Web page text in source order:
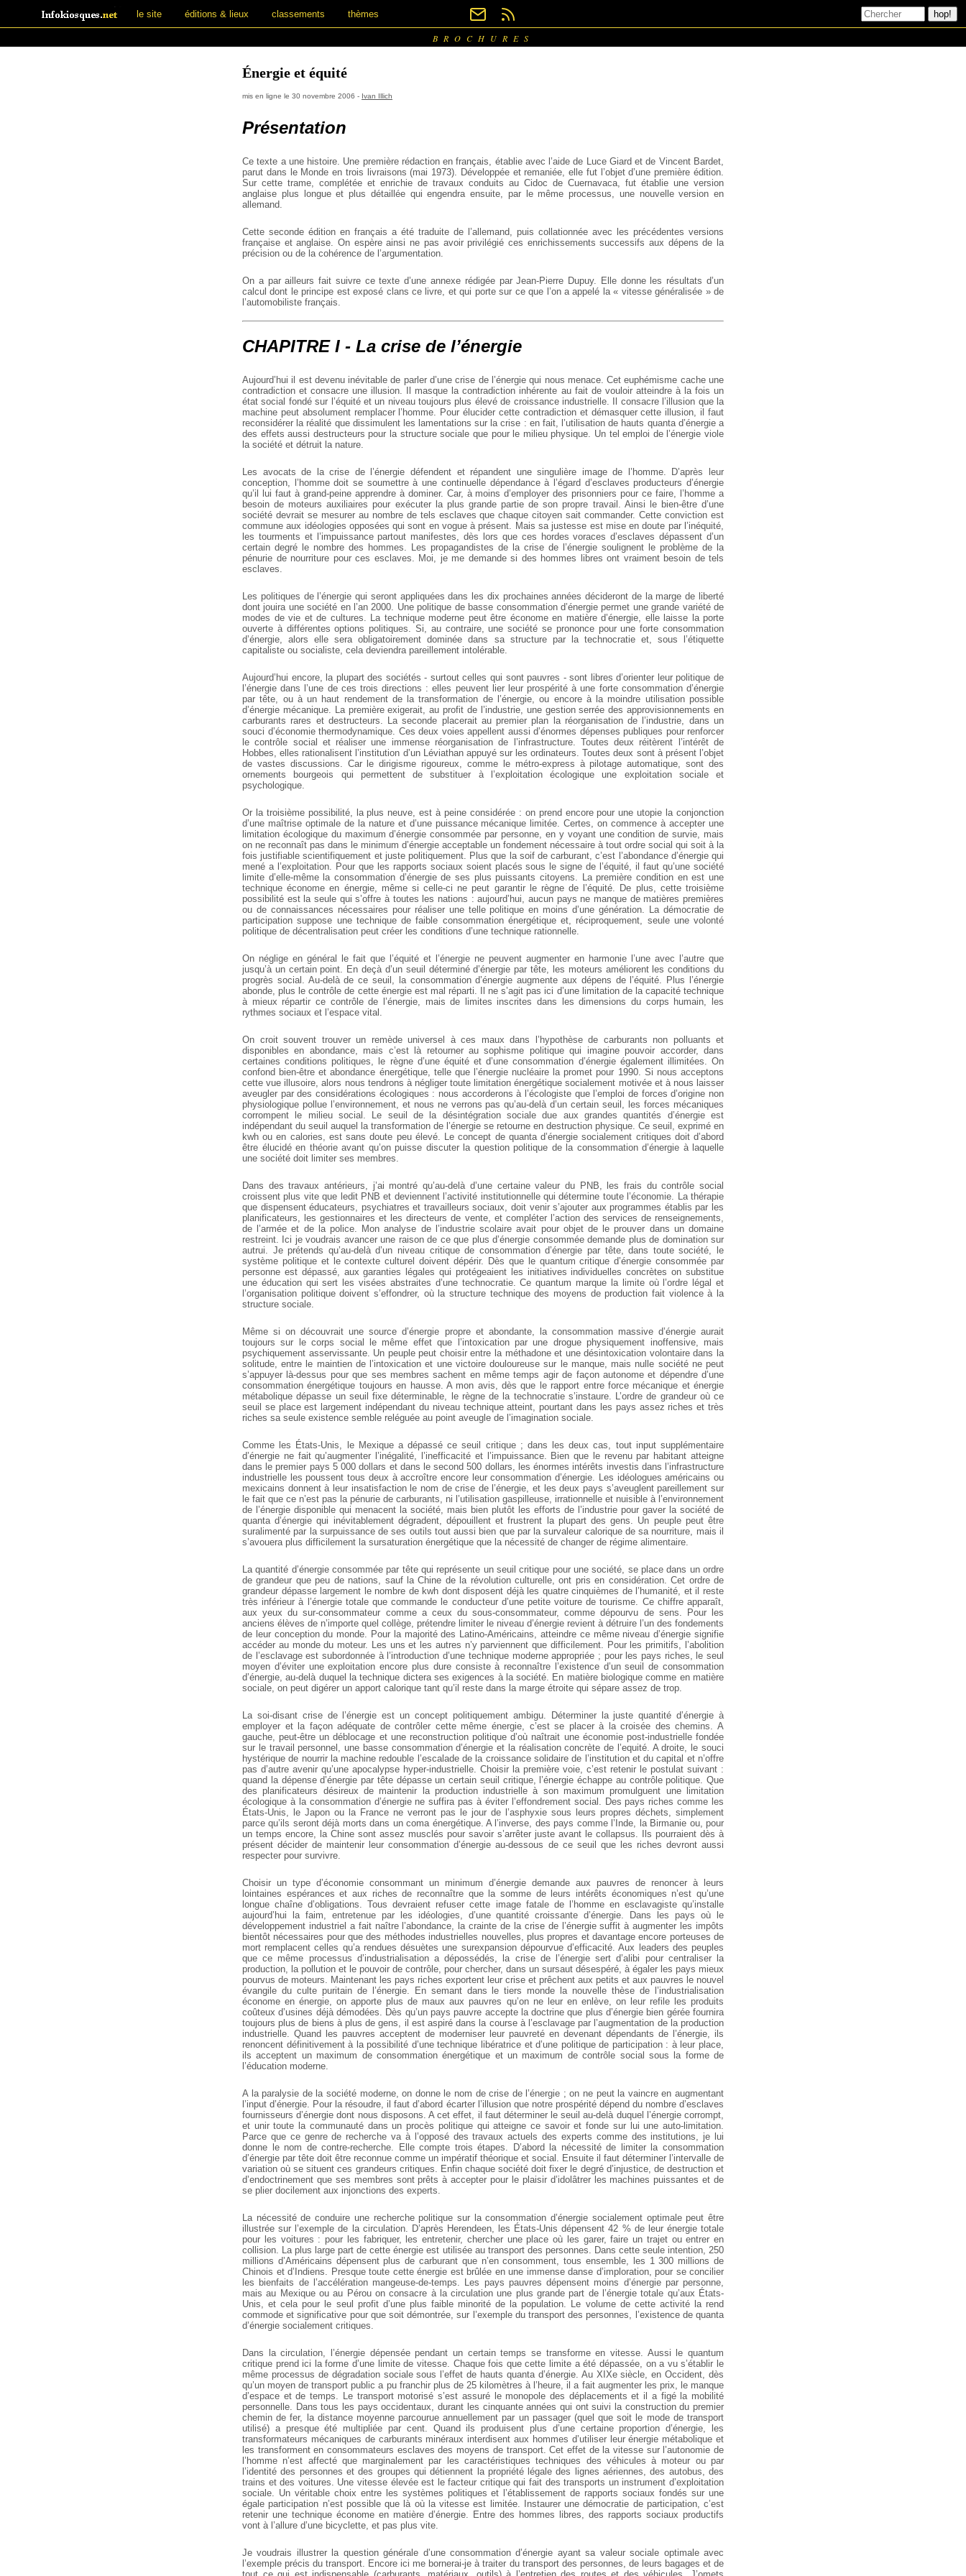
le site éditions & lieux classements thèmes
BROCHURES
Énergie et équité
mis en ligne le 30 novembre 2006 - Ivan Illich
Présentation
Ce texte a une histoire. Une première rédaction en français, établie avec l’aide de Luce Giard et de Vincent Bardet,
parut dans le Monde en trois livraisons (mai 1973). Développée et remaniée, elle fut l’objet d’une première édition.
Sur cette trame, complétée et enrichie de travaux conduits au Cidoc de Cuernavaca, fut établie une version
anglaise plus longue et plus détaillée qui engendra ensuite, par le même processus, une nouvelle version en
allemand.
Cette seconde édition en français a été traduite de l’allemand, puis collationnée avec les précédentes versions
française et anglaise. On espère ainsi ne pas avoir privilégié ces enrichissements successifs aux dépens de la
précision ou de la cohérence de l’argumentation.
On a par ailleurs fait suivre ce texte d’une annexe rédigée par Jean-Pierre Dupuy. Elle donne les résultats d’un
calcul dont le principe est exposé clans ce livre, et qui porte sur ce que l’on a appelé la « vitesse généralisée » de
l’automobiliste français.
CHAPITRE I - La crise de l’énergie
Aujourd’hui il est devenu inévitable de parler d’une crise de l’énergie qui nous menace. Cet euphémisme cache une
contradiction et consacre une illusion. Il masque la contradiction inhérente au fait de vouloir atteindre à la fois un
état social fondé sur l’équité et un niveau toujours plus élevé de croissance industrielle. Il consacre l’illusion que la
machine peut absolument remplacer l’homme. Pour élucider cette contradiction et démasquer cette illusion, il faut
reconsidérer la réalité que dissimulent les lamentations sur la crise : en fait, l’utilisation de hauts quanta d’énergie a
des effets aussi destructeurs pour la structure sociale que pour le milieu physique. Un tel emploi de l’énergie viole
la société et détruit la nature.
Les avocats de la crise de l’énergie défendent et répandent une singulière image de l’homme. D’après leur
conception, l’homme doit se soumettre à une continuelle dépendance à l’égard d’esclaves producteurs d’énergie
qu’il lui faut à grand-peine apprendre à dominer. Car, à moins d’employer des prisonniers pour ce faire, l’homme a
besoin de moteurs auxiliaires pour exécuter la plus grande partie de son propre travail. Ainsi le bien-être d’une
société devrait se mesurer au nombre de tels esclaves que chaque citoyen sait commander. Cette conviction est
commune aux idéologies opposées qui sont en vogue à présent. Mais sa justesse est mise en doute par l’inéquité,
les tourments et l’impuissance partout manifestes, dès lors que ces hordes voraces d’esclaves dépassent d’un
certain degré le nombre des hommes. Les propagandistes de la crise de l’énergie soulignent le problème de la
pénurie de nourriture pour ces esclaves. Moi, je me demande si des hommes libres ont vraiment besoin de tels
esclaves.
Les politiques de l’énergie qui seront appliquées dans les dix prochaines années décideront de la marge de liberté
dont jouira une société en l’an 2000. Une politique de basse consommation d’énergie permet une grande variété de
modes de vie et de cultures. La technique moderne peut être économe en matière d’énergie, elle laisse la porte
ouverte à différentes options politiques. Si, au contraire, une société se prononce pour une forte consommation
d’énergie, alors elle sera obligatoirement dominée dans sa structure par la technocratie et, sous l’étiquette
capitaliste ou socialiste, cela deviendra pareillement intolérable.
Aujourd’hui encore, la plupart des sociétés - surtout celles qui sont pauvres - sont libres d’orienter leur politique de
l’énergie dans l’une de ces trois directions : elles peuvent lier leur prospérité à une forte consommation d’énergie
par tête, ou à un haut rendement de la transformation de l’énergie, ou encore à la moindre utilisation possible
d’énergie mécanique. La première exigerait, au profit de l’industrie, une gestion serrée des approvisionnements en
carburants rares et destructeurs. La seconde placerait au premier plan la réorganisation de l’industrie, dans un
souci d’économie thermodynamique. Ces deux voies appellent aussi d’énormes dépenses publiques pour renforcer
le contrôle social et réaliser une immense réorganisation de l’infrastructure. Toutes deux réitèrent l’intérêt de
Hobbes, elles rationalisent l’institution d’un Léviathan appuyé sur les ordinateurs. Toutes deux sont à présent l’objet
de vastes discussions. Car le dirigisme rigoureux, comme le métro-express à pilotage automatique, sont des
ornements bourgeois qui permettent de substituer à l’exploitation écologique une exploitation sociale et
psychologique.
Or la troisième possibilité, la plus neuve, est à peine considérée : on prend encore pour une utopie la conjonction
d’une maîtrise optimale de la nature et d’une puissance mécanique limitée. Certes, on commence à accepter une
limitation écologique du maximum d’énergie consommée par personne, en y voyant une condition de survie, mais
on ne reconnaît pas dans le minimum d’énergie acceptable un fondement nécessaire à tout ordre social qui soit à la
fois justifiable scientifiquement et juste politiquement. Plus que la soif de carburant, c’est l’abondance d’énergie qui
mené a l’exploitation. Pour que les rapports sociaux soient placés sous le signe de l’équité, il faut qu’une société
limite d’elle-même la consommation d’énergie de ses plus puissants citoyens. La première condition en est une
technique économe en énergie, même si celle-ci ne peut garantir le règne de l’équité. De plus, cette troisième
possibilité est la seule qui s’offre à toutes les nations : aujourd’hui, aucun pays ne manque de matières premières
ou de connaissances nécessaires pour réaliser une telle politique en moins d’une génération. La démocratie de
participation suppose une technique de faible consommation énergétique et, réciproquement, seule une volonté
politique de décentralisation peut créer les conditions d’une technique rationnelle.
On néglige en général le fait que l’équité et l’énergie ne peuvent augmenter en harmonie l’une avec l’autre que
jusqu’à un certain point. En deçà d’un seuil déterminé d’énergie par tête, les moteurs améliorent les conditions du
progrès social. Au-delà de ce seuil, la consommation d’énergie augmente aux dépens de l’équité. Plus l’énergie
abonde, plus le contrôle de cette énergie est mal réparti. Il ne s’agit pas ici d’une limitation de la capacité technique
à mieux répartir ce contrôle de l’énergie, mais de limites inscrites dans les dimensions du corps humain, les
rythmes sociaux et l’espace vital.
On croit souvent trouver un remède universel à ces maux dans l’hypothèse de carburants non polluants et
disponibles en abondance, mais c’est là retourner au sophisme politique qui imagine pouvoir accorder, dans
certaines conditions politiques, le règne d’une équité et d’une consommation d’énergie également illimitées. On
confond bien-être et abondance énergétique, telle que l’énergie nucléaire la promet pour 1990. Si nous acceptons
cette vue illusoire, alors nous tendrons à négliger toute limitation énergétique socialement motivée et à nous laisser
aveugler par des considérations écologiques : nous accorderons à l’écologiste que l’emploi de forces d’origine non
physiologique pollue l’environnement, et nous ne verrons pas qu’au-delà d’un certain seuil, les forces mécaniques
corrompent le milieu social. Le seuil de la désintégration sociale due aux grandes quantités d’énergie est
indépendant du seuil auquel la transformation de l’énergie se retourne en destruction physique. Ce seuil, exprimé en
kwh ou en calories, est sans doute peu élevé. Le concept de quanta d’énergie socialement critiques doit d’abord
être élucidé en théorie avant qu’on puisse discuter la question politique de la consommation d’énergie à laquelle
une société doit limiter ses membres.
Dans des travaux antérieurs, j’ai montré qu’au-delà d’une certaine valeur du PNB, les frais du contrôle social
croissent plus vite que ledit PNB et deviennent l’activité institutionnelle qui détermine toute l’économie. La thérapie
que dispensent éducateurs, psychiatres et travailleurs sociaux, doit venir s’ajouter aux programmes établis par les
planificateurs, les gestionnaires et les directeurs de vente, et compléter l’action des services de renseignements,
de l’armée et de la police. Mon analyse de l’industrie scolaire avait pour objet de le prouver dans un domaine
restreint. Ici je voudrais avancer une raison de ce que plus d’énergie consommée demande plus de domination sur
autrui. Je prétends qu’au-delà d’un niveau critique de consommation d’énergie par tête, dans toute société, le
système politique et le contexte culturel doivent dépérir. Dès que le quantum critique d’énergie consommée par
personne est dépassé, aux garanties légales qui protégeaient les initiatives individuelles concrètes on substitue
une éducation qui sert les visées abstraites d’une technocratie. Ce quantum marque la limite où l’ordre légal et
l’organisation politique doivent s’effondrer, où la structure technique des moyens de production fait violence à la
structure sociale.
Même si on découvrait une source d’énergie propre et abondante, la consommation massive d’énergie aurait
toujours sur le corps social le même effet que l’intoxication par une drogue physiquement inoffensive, mais
psychiquement asservissante. Un peuple peut choisir entre la méthadone et une désintoxication volontaire dans la
solitude, entre le maintien de l’intoxication et une victoire douloureuse sur le manque, mais nulle société ne peut
s’appuyer là-dessus pour que ses membres sachent en même temps agir de façon autonome et dépendre d’une
consommation énergétique toujours en hausse. A mon avis, dès que le rapport entre force mécanique et énergie
métabolique dépasse un seuil fixe déterminable, le règne de la technocratie s’instaure. L’ordre de grandeur où ce
seuil se place est largement indépendant du niveau technique atteint, pourtant dans les pays assez riches et très
riches sa seule existence semble reléguée au point aveugle de l’imagination sociale.
Comme les États-Unis, le Mexique a dépassé ce seuil critique ; dans les deux cas, tout input supplémentaire
d’énergie ne fait qu’augmenter l’inégalité, l’inefficacité et l’impuissance. Bien que le revenu par habitant atteigne
dans le premier pays 5 000 dollars et dans le second 500 dollars, les énormes intérêts investis dans l’infrastructure
industrielle les poussent tous deux à accroître encore leur consommation d’énergie. Les idéologues américains ou
mexicains donnent à leur insatisfaction le nom de crise de l’énergie, et les deux pays s’aveuglent pareillement sur
le fait que ce n’est pas la pénurie de carburants, ni l’utilisation gaspilleuse, irrationnelle et nuisible à l’environnement
de l’énergie disponible qui menacent la société, mais bien plutôt les efforts de l’industrie pour gaver la société de
quanta d’énergie qui inévitablement dégradent, dépouillent et frustrent la plupart des gens. Un peuple peut être
suralimenté par la surpuissance de ses outils tout aussi bien que par la survaleur calorique de sa nourriture, mais il
s’avouera plus difficilement la sursaturation énergétique que la nécessité de changer de régime alimentaire.
La quantité d’énergie consommée par tête qui représente un seuil critique pour une société, se place dans un ordre
de grandeur que peu de nations, sauf la Chine de la révolution culturelle, ont pris en considération. Cet ordre de
grandeur dépasse largement le nombre de kwh dont disposent déjà les quatre cinquièmes de l’humanité, et il reste
très inférieur à l’énergie totale que commande le conducteur d’une petite voiture de tourisme. Ce chiffre apparaît,
aux yeux du sur-consommateur comme a ceux du sous-consommateur, comme dépourvu de sens. Pour les
anciens élèves de n’importe quel collège, prétendre limiter le niveau d’énergie revient à détruire l’un des fondements
de leur conception du monde. Pour la majorité des Latino-Américains, atteindre ce même niveau d’énergie signifie
accéder au monde du moteur. Les uns et les autres n’y parviennent que difficilement. Pour les primitifs, l’abolition
de l’esclavage est subordonnée à l’introduction d’une technique moderne appropriée ; pour les pays riches, le seul
moyen d’éviter une exploitation encore plus dure consiste à reconnaître l’existence d’un seuil de consommation
d’énergie, au-delà duquel la technique dictera ses exigences à la société. En matière biologique comme en matière
sociale, on peut digérer un apport calorique tant qu’il reste dans la marge étroite qui sépare assez de trop.
La soi-disant crise de l’énergie est un concept politiquement ambigu. Déterminer la juste quantité d’énergie à
employer et la façon adéquate de contrôler cette même énergie, c’est se placer à la croisée des chemins. A
gauche, peut-être un déblocage et une reconstruction politique d’où naîtrait une économie post-industrielle fondée
sur le travail personnel, une basse consommation d’énergie et la réalisation concrète de l’equité. A droite, le souci
hystérique de nourrir la machine redouble l’escalade de la croissance solidaire de l’institution et du capital et n’offre
pas d’autre avenir qu’une apocalypse hyper-industrielle. Choisir la première voie, c’est retenir le postulat suivant :
quand la dépense d’énergie par tête dépasse un certain seuil critique, l’énergie échappe au contrôle politique. Que
des planificateurs désireux de maintenir la production industrielle à son maximum promulguent une limitation
écologique à la consommation d’énergie ne suffira pas à éviter l’effondrement social. Des pays riches comme les
États-Unis, le Japon ou la France ne verront pas le jour de l’asphyxie sous leurs propres déchets, simplement
parce qu’ils seront déjà morts dans un coma énergétique. A l’inverse, des pays comme l’Inde, la Birmanie ou, pour
un temps encore, la Chine sont assez musclés pour savoir s’arrêter juste avant le collapsus. Ils pourraient dès à
présent décider de maintenir leur consommation d’énergie au-dessous de ce seuil que les riches devront aussi
respecter pour survivre.
Choisir un type d’économie consommant un minimum d’énergie demande aux pauvres de renoncer à leurs
lointaines espérances et aux riches de reconnaître que la somme de leurs intérêts économiques n’est qu’une
longue chaîne d’obligations. Tous devraient refuser cette image fatale de l’homme en esclavagiste qu’installe
aujourd’hui la faim, entretenue par les idéologies, d’une quantité croissante d’énergie. Dans les pays où le
développement industriel a fait naître l’abondance, la crainte de la crise de l’énergie suffit à augmenter les impôts
bientôt nécessaires pour que des méthodes industrielles nouvelles, plus propres et davantage encore porteuses de
mort remplacent celles qu’a rendues désuètes une surexpansion dépourvue d’efficacité. Aux leaders des peuples
que ce même processus d’industrialisation a dépossédés, la crise de l’énergie sert d’alibi pour centraliser la
production, la pollution et le pouvoir de contrôle, pour chercher, dans un sursaut désespéré, à égaler les pays mieux
pourvus de moteurs. Maintenant les pays riches exportent leur crise et prêchent aux petits et aux pauvres le nouvel
évangile du culte puritain de l’énergie. En semant dans le tiers monde la nouvelle thèse de l’industrialisation
économe en énergie, on apporte plus de maux aux pauvres qu’on ne leur en enlève, on leur refile les produits
coûteux d’usines déjà démodées. Dès qu’un pays pauvre accepte la doctrine que plus d’énergie bien gérée fournira
toujours plus de biens à plus de gens, il est aspiré dans la course à l’esclavage par l’augmentation de la production
industrielle. Quand les pauvres acceptent de moderniser leur pauvreté en devenant dépendants de l’énergie, ils
renoncent définitivement à la possibilité d’une technique libératrice et d’une politique de participation : à leur place,
ils acceptent un maximum de consommation énergétique et un maximum de contrôle social sous la forme de
l’éducation moderne.
A la paralysie de la société moderne, on donne le nom de crise de l’énergie ; on ne peut la vaincre en augmentant
l’input d’énergie. Pour la résoudre, il faut d’abord écarter l’illusion que notre prospérité dépend du nombre d’esclaves
fournisseurs d’énergie dont nous disposons. A cet effet, il faut déterminer le seuil au-delà duquel l’énergie corrompt,
et unir toute la communauté dans un procès politique qui atteigne ce savoir et fonde sur lui une auto-limitation.
Parce que ce genre de recherche va à l’opposé des travaux actuels des experts comme des institutions, je lui
donne le nom de contre-recherche. Elle compte trois étapes. D’abord la nécessité de limiter la consommation
d’énergie par tête doit être reconnue comme un impératif théorique et social. Ensuite il faut déterminer l’intervalle de
variation où se situent ces grandeurs critiques. Enfin chaque société doit fixer le degré d’injustice, de destruction et
d’endoctrinement que ses membres sont prêts à accepter pour le plaisir d’idolâtrer les machines puissantes et de
se plier docilement aux injonctions des experts.
La nécessité de conduire une recherche politique sur la consommation d’énergie socialement optimale peut être
illustrée sur l’exemple de la circulation. D’après Herendeen, les États-Unis dépensent 42 % de leur énergie totale
pour les voitures : pour les fabriquer, les entretenir, chercher une place où les garer, faire un trajet ou entrer en
collision. La plus large part de cette énergie est utilisée au transport des personnes. Dans cette seule intention, 250
millions d’Américains dépensent plus de carburant que n’en consomment, tous ensemble, les 1 300 millions de
Chinois et d’Indiens. Presque toute cette énergie est brûlée en une immense danse d’imploration, pour se concilier
les bienfaits de l’accélération mangeuse-de-temps. Les pays pauvres dépensent moins d’énergie par personne,
mais au Mexique ou au Pérou on consacre à la circulation une plus grande part de l’énergie totale qu’aux États-
Unis, et cela pour le seul profit d’une plus faible minorité de la population. Le volume de cette activité la rend
commode et significative pour que soit démontrée, sur l’exemple du transport des personnes, l’existence de quanta
d’énergie socialement critiques.
Dans la circulation, l’énergie dépensée pendant un certain temps se transforme en vitesse. Aussi le quantum
critique prend ici la forme d’une limite de vitesse. Chaque fois que cette limite a été dépassée, on a vu s’établir le
même processus de dégradation sociale sous l’effet de hauts quanta d’énergie. Au XIXe siècle, en Occident, dès
qu’un moyen de transport public a pu franchir plus de 25 kilomètres à l’heure, il a fait augmenter les prix, le manque
d’espace et de temps. Le transport motorisé s’est assuré le monopole des déplacements et il a figé la mobilité
personnelle. Dans tous les pays occidentaux, durant les cinquante années qui ont suivi la construction du premier
chemin de fer, la distance moyenne parcourue annuellement par un passager (quel que soit le mode de transport
utilisé) a presque été multipliée par cent. Quand ils produisent plus d’une certaine proportion d’énergie, les
transformateurs mécaniques de carburants minéraux interdisent aux hommes d’utiliser leur énergie métabolique et
les transforment en consommateurs esclaves des moyens de transport. Cet effet de la vitesse sur l’autonomie de
l’homme n’est affecté que marginalement par les caractéristiques techniques des véhicules à moteur ou par
l’identité des personnes et des groupes qui détiennent la propriété légale des lignes aériennes, des autobus, des
trains et des voitures. Une vitesse élevée est le facteur critique qui fait des transports un instrument d’exploitation
sociale. Un véritable choix entre les systèmes politiques et l’établissement de rapports sociaux fondés sur une
égale participation n’est possible que là où la vitesse est limitée. Instaurer une démocratie de participation, c’est
retenir une technique économe en matière d’énergie. Entre des hommes libres, des rapports sociaux productifs
vont à l’allure d’une bicyclette, et pas plus vite.
Je voudrais illustrer la question générale d’une consommation d’énergie ayant sa valeur sociale optimale avec
l’exemple précis du transport. Encore ici me bornerai-je à traiter du transport des personnes, de leurs bagages et de